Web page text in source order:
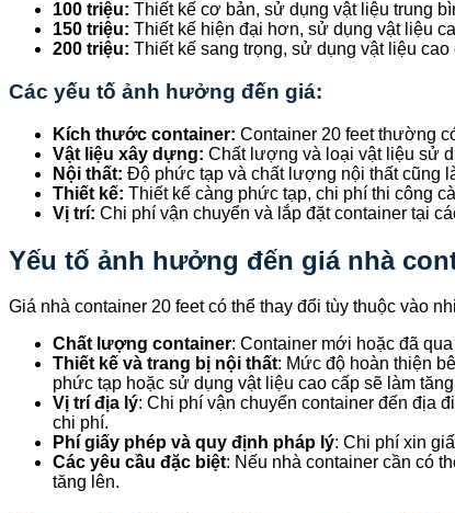
100 triệu: Thiết kế cơ bản, sử dụng vật liệu trung
150 triệu: Thiết kế hiện đại hơn, sử dụng vật liệu
200 triệu: Thiết kế sang trọng, sử dụng vật liệu
Các yếu tố ảnh hưởng đến giá:
Kích thước container: Container 20 feet thường
Vật liệu xây dựng: Chất lượng và loại vật liệu sử
Nội thất: Độ phức tạp và chất lượng nội thất cũng
Thiết kế: Thiết kế càng phức tạp, chi phí thi công
Vị trí: Chi phí vận chuyển và lắp đặt container tại
Yếu tố ảnh hưởng đến giá nhà
Giá nhà container 20 feet có thể thay đổi tùy thuộc vào
Chất lượng container: Container mới hoặc đã
Thiết kế và trang bị nội thất: Mức độ hoàn thiện
phức tạp hoặc sử dụng vật liệu cao cấp sẽ làm
Vị trí địa lý: Chi phí vận chuyển container đến địa
chi phí.
Phí giấy phép và quy định pháp lý: Chi phí xin
Các yêu cầu đặc biệt: Nếu nhà container cần có
tăng lên.